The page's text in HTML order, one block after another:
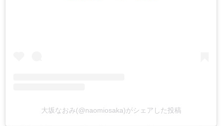
大坂なおみ(@naomiosaka)がシェアした投稿